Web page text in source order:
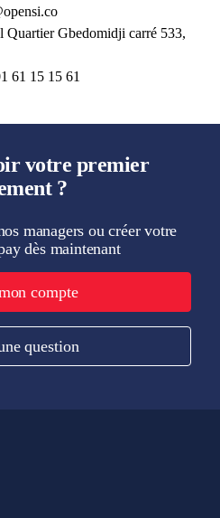
Quartier Gbedomidji carré 533,
61 15 15 61
votre premier
?
managers ou créer votre
dès maintenant
compte
question